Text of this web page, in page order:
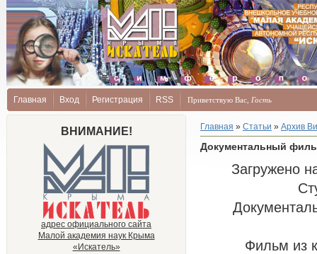
Главная Вход Регистрация RSS Приветствую Вас Гость
ВНИМАНИЕ!
адрес официального сайта
Малой академия наук Крыма
«Искатель»
Главная » Статьи » Архив
Документальный
Загружено
Фильм из